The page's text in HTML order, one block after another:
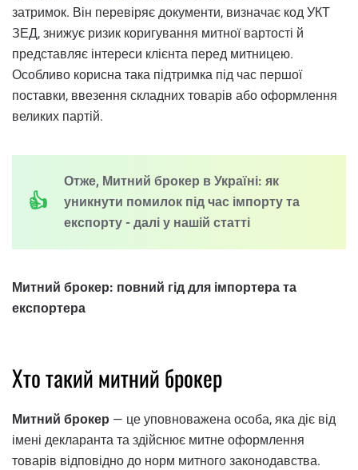
затримок. Він перевіряє документи, визначає код УКТ
ЗЕД, знижує ризик коригування митної вартості й
представляє інтереси клієнта перед митницею.
Особливо корисна така підтримка під час першої
поставки, ввезення складних товарів або оформлення
великих партій.
Отже, Митний брокер в Україні: як
уникнути помилок під час імпорту та
експорту - далі у нашій статті
Митний брокер: повний гід для імпортера та
експортера
Хто такий митний брокер
Митний брокер — це уповноважена особа, яка діє від
імені декларанта та здійснює митне оформлення
товарів відповідно до норм митного законодавства.